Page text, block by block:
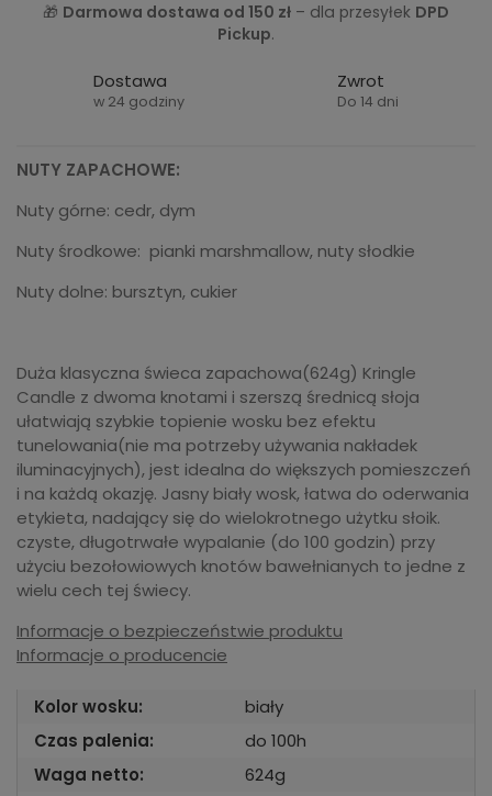
🎁 Darmowa dostawa od 150 zł – dla przesyłek DPD
Pickup.
Dostawa
w 24 godziny
Zwrot
Do 14 dni
NUTY ZAPACHOWE:
Nuty górne: cedr, dym
Nuty środkowe: pianki marshmallow, nuty słodkie
Nuty dolne: bursztyn, cukier
Duża klasyczna świeca zapachowa(624g) Kringle
Candle z dwoma knotami i szerszą średnicą słoja
ułatwiają szybkie topienie wosku bez efektu
tunelowania(nie ma potrzeby używania nakładek
iluminacyjnych), jest idealna do większych pomieszczeń
i na każdą okazję. Jasny biały wosk, łatwa do oderwania
etykieta, nadający się do wielokrotnego użytku słoik.
czyste, długotrwałe wypalanie (do 100 godzin) przy
użyciu bezołowiowych knotów bawełnianych to jedne z
wielu cech tej świecy.
Informacje o bezpieczeństwie produktu
Informacje o producencie
Kolor wosku:
biały
Czas palenia:
do 100h
Waga netto:
624g